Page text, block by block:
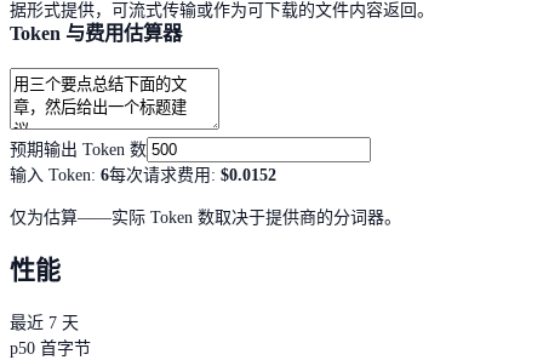
据形式提供，可流式传输或作为可下载的文件内容返回。
Token 与费用估算器
预期输出 Token 数
输入 Token: 6每次请求费用 : $0.0152
仅为估算——实际 Token 数取决于提供商的分词器。
性能
最近 7 天
p50 首字节